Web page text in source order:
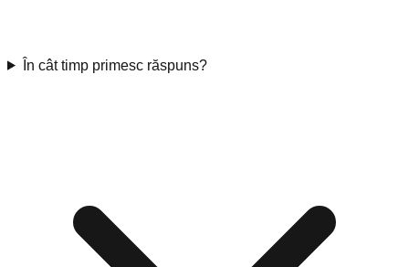
În cât timp primesc răspuns?